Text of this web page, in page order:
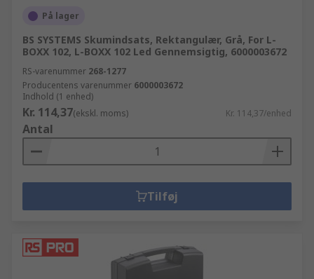
På lager
BS SYSTEMS Skumindsats, Rektangulær, Grå, For L-
BOXX 102, L-BOXX 102 Led Gennemsigtig, 6000003672
RS-varenummer 268-1277
Producentens varenummer 6000003672
Indhold (1 enhed)
Kr. 114,37(ekskl. moms) Kr. 114,37/enhed
Antal
Tilføj